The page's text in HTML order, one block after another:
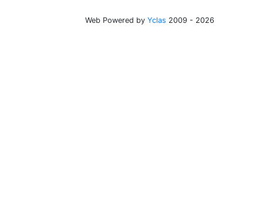
Web Powered by Yclas 2009 - 2026